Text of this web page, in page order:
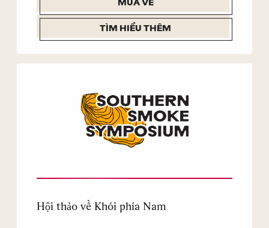
MUA VÉ
TÌM HIỂU THÊM
Hội thảo về Khói phía Nam